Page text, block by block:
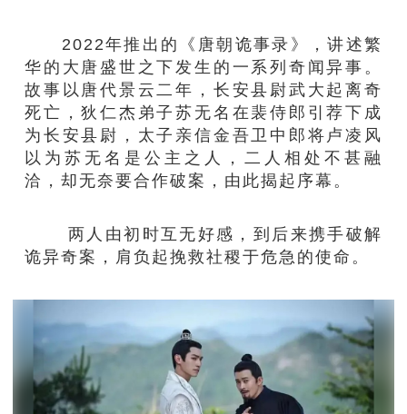
2022年推出的《唐朝诡事录》，讲述繁
华的大唐盛世之下发生的一系列奇闻异事。
故事以唐代景云二年，长安县尉武大起离奇
死亡，狄仁杰弟子苏无名在裴侍郎引荐下成
为长安县尉，太子亲信金吾卫中郎将卢凌风
以为苏无名是公主之人，二人相处不甚融
洽，却无奈要合作破案，由此揭起序幕。
两人由初时互无好感，到后来携手破解
诡异奇案，肩负起挽救社稷于危急的使命。